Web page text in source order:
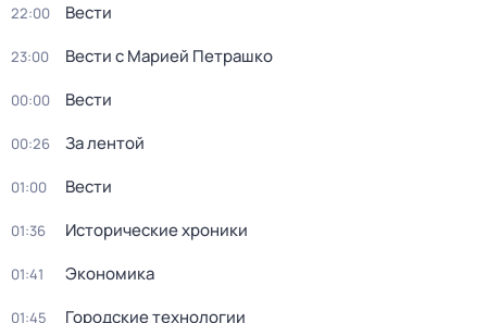
22:00 Вести
23:00 Вести с Марией Петрашко
00:00 Вести
00:26 За лентой
01:00 Вести
01:36 Исторические хроники
01:41 Экономика
01:45 Городские технологии